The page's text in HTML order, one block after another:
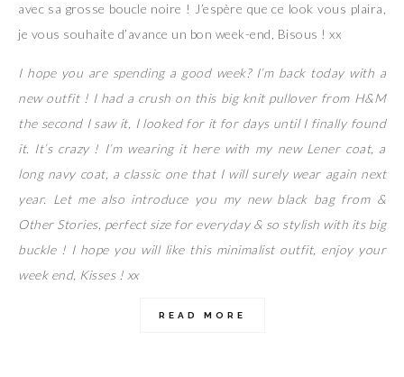
avec sa grosse boucle noire ! J’espère que ce look vous plaira,
je vous souhaite d’avance un bon week-end, Bisous ! xx
I hope you are spending a good week? I’m back today with a
new outfit ! I had a crush on this big knit pullover from H&M
the second I saw it, I looked for it for days until I finally found
it. It’s crazy ! I’m wearing it here with my new Lener coat, a
long navy coat, a classic one that I will surely wear again next
year. Let me also introduce you my new black bag from &
Other Stories, perfect size for everyday & so stylish with its big
buckle ! I hope you will like this minimalist outfit, enjoy your
week end, Kisses ! xx
READ MORE